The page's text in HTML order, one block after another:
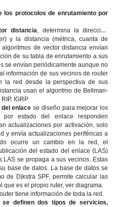
protocolos de enrutamiento por
distancia, determina la dirección
y la distancia (métrica, cuanta de
de vector distancia envían
de su tabla de enrutamiento a sus
se envían periódicamente aunque no
información de sus vecinos de router
la red desde la perspectiva de sus
usan el algoritmo de Bellman-
IGRP.
enlace se diseño para mejorar los
estado del enlace responden
actualizaciones por activación, solo
y envía actualizaciones periféricas a
ocurre un cambio en la red, el
del estado del enlace (LAS)
se propaga a sus vecinos. Estas
base de datos. La base de datos se
de Djkstra SPF, permite calcular las
que es el propio ruter, ver diagrama.
tiene información de toda la red.
definen dos tipos de servicios,